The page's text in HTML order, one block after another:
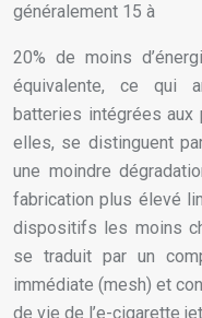
généralement 15 à
20% de moins
équivalente, ce qui
batteries intégrées
elles, se distinguent
une moindre
fabrication plus élevé
dispositifs les moins
se traduit par un
immédiate (mesh) et
de vie de l’e-cigarette